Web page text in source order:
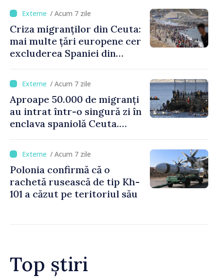
crizei migranților din Ceuta
/ Acum 7 zile
Criza migranților din Ceuta:
mai multe țări europene cer
excluderea Spaniei din
/ Acum 7 zile
Aproape 50.000 de migranți
au intrat într-o singură zi în
enclava spaniolă Ceuta.
Schengen cu Spania
/ Acum 7 zile
Polonia confirmă că o
rachetă rusească de tip Kh-
101 a căzut pe teritoriul său
Top știri